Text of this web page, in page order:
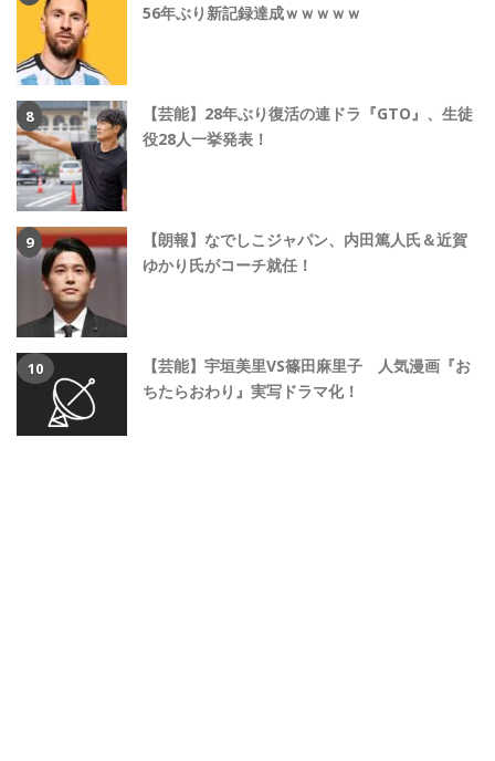
56年ぶり新記録達成ｗｗｗｗｗ
【芸能】28年ぶり復活の連ドラ『GTO』、生徒
役28人一挙発表！
【朗報】なでしこジャパン、内田篤人氏＆近賀
ゆかり氏がコーチ就任！
【芸能】宇垣美里VS篠田麻里子 人気漫画『お
ちたらおわり』実写ドラマ化！